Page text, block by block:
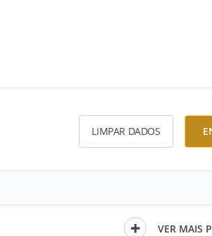
LIMPAR DADOS
VER MAIS